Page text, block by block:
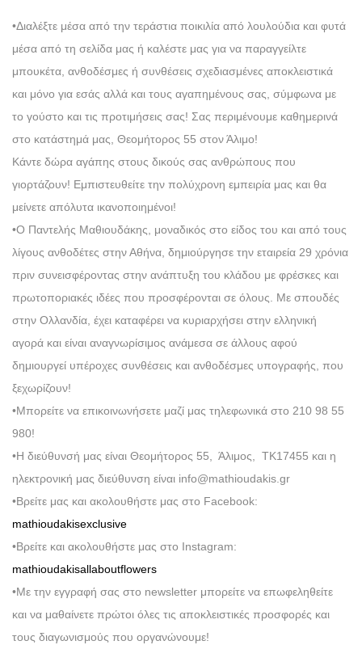
•Διαλέξτε μέσα από την τεράστια ποικιλία από λουλούδια και φυτά
μέσα από τη σελίδα μας ή καλέστε μας για να παραγγείλτε
μπουκέτα, ανθοδέσμες ή συνθέσεις σχεδιασμένες αποκλειστικά
και μόνο για εσάς αλλά και τους αγαπημένους σας, σύμφωνα με
το γούστο και τις προτιμήσεις σας! Σας περιμένουμε καθημερινά
στο κατάστημά μας, Θεομήτορος 55 στον Άλιμο!
Κάντε δώρα αγάπης στους δικούς σας ανθρώπους που
γιορτάζουν! Εμπιστευθείτε την πολύχρονη εμπειρία μας και θα
μείνετε απόλυτα ικανοποιημένοι!
•Ο Παντελής Μαθιουδάκης, μοναδικός στο είδος του και από τους
λίγους ανθοδέτες στην Αθήνα, δημιούργησε την εταιρεία 29 χρόνια
πριν συνεισφέροντας στην ανάπτυξη του κλάδου με φρέσκες και
πρωτοποριακές ιδέες που προσφέρονται σε όλους. Με σπουδές
στην Ολλανδία, έχει καταφέρει να κυριαρχήσει στην ελληνική
αγορά και είναι αναγνωρίσιμος ανάμεσα σε άλλους αφού
δημιουργεί υπέροχες συνθέσεις και ανθοδέσμες υπογραφής, που
ξεχωρίζουν!
•Μπορείτε να επικοινωνήσετε μαζί μας τηλεφωνικά στο 210 98 55
980!
•Η διεύθυνσή μας είναι Θεομήτορος 55, Άλιμος, ΤΚ17455 και η
ηλεκτρονική μας διεύθυνση είναι info@mathioudakis.gr
•Βρείτε μας και ακολουθήστε μας στο Facebook:
mathioudakisexclusive
•Βρείτε και ακολουθήστε μας στο Instagram:
mathioudakisallaboutflowers
•Με την εγγραφή σας στο newsletter μπορείτε να επωφεληθείτε
και να μαθαίνετε πρώτοι όλες τις αποκλειστικές προσφορές και
τους διαγωνισμούς που οργανώνουμε!